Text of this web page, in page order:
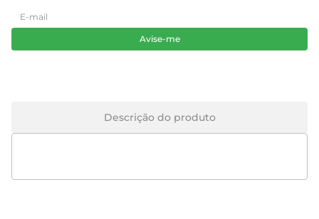
Avise-me
Descrição do produto